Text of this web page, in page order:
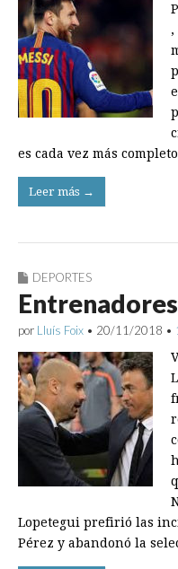
,
es cada vez más
Leer más →
DEPORTES
por Lluís Foix • 20/11/2018 •
Lopetegui prefirió las
Pérez y abandonó la